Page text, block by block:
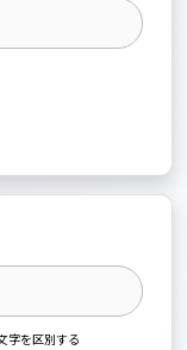
字を区別する